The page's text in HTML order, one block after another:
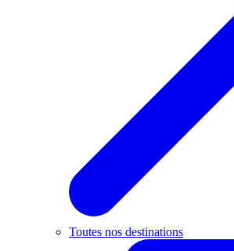
Toutes nos destinations